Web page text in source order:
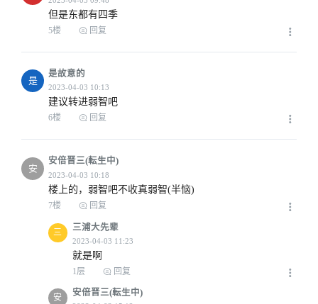
但是东都有四季
5楼 回复
是
是故意的
建议转进弱智吧
6楼 回复
安
安倍晋三(転生中)
楼上的，弱智吧不收真弱智(半恼)
7楼 回复
三
三浦大先辈
就是啊
1层 回复
安
安倍晋三(転生中)